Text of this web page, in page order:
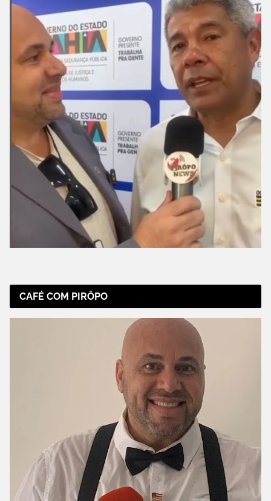
CAFÉ COM PIRÔPO